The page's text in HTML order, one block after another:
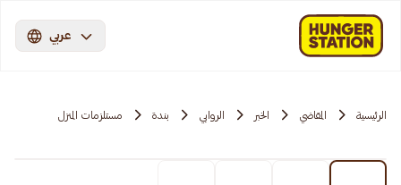
عربي
الرئيسية المقاضي الخبر الروابي بندة مستلزمات المنزل